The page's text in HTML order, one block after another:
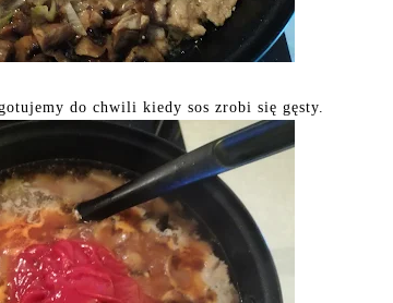
do chwili kiedy sos zrobi się gęsty.